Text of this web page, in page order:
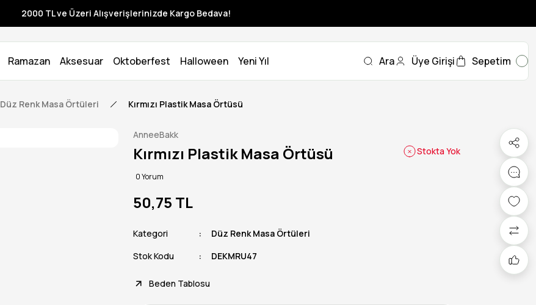
2000 TL ve Üzeri Alışverişlerinizde Kargo Bedava!
Ramazan Aksesuar Oktoberfest Halloween Yeni Yıl Ara Üye Girişi Sepetim
Düz Renk Masa Örtüleri Kırmızı Plastik Masa Örtüsü
AnneeBakk
Kırmızı Plastik Masa Örtüsü
0 Yorum
Stokta Yok
50,75 TL
Kategori
Düz Renk Masa Örtüleri
Stok Kodu
DEKMRU47
Beden Tablosu